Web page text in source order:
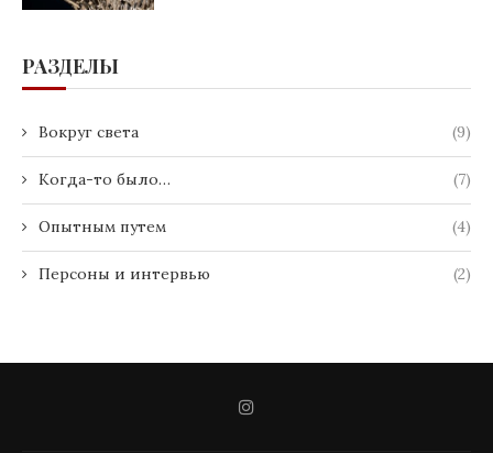
РАЗДЕЛЫ
Вокруг света (9)
Когда-то было… (7)
Опытным путем (4)
Персоны и интервью (2)